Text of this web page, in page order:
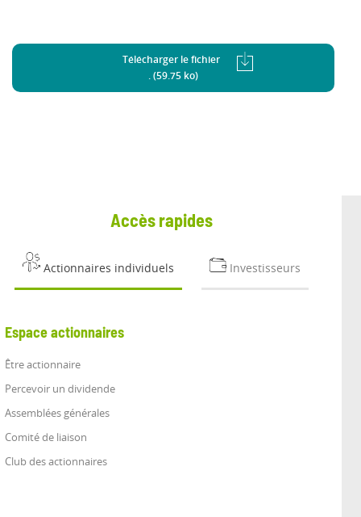
Télécharger le fichier
. (59.75 ko)
Accès rapides
Actionnaires individuels Investisseurs
Espace actionnaires
Être actionnaire
Percevoir un dividende
Assemblées générales
Comité de liaison
Club des actionnaires